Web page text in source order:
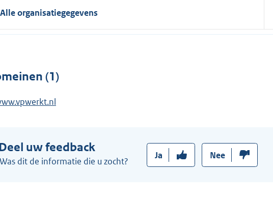
Alle organisatiegegevens
(1)
uw feedback
Was dit de informatie die u zocht?
Ja Nee